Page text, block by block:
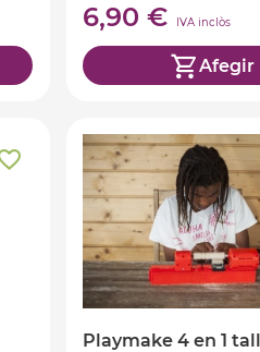
6,90 € IVA inclòs
Afegir
Playmake 4 en 1